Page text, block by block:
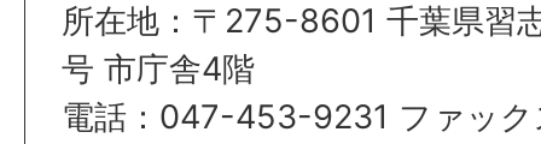
所在地：〒275-8601 千葉県習
号 市庁舎4階
電話：047-453-9231 ファッ